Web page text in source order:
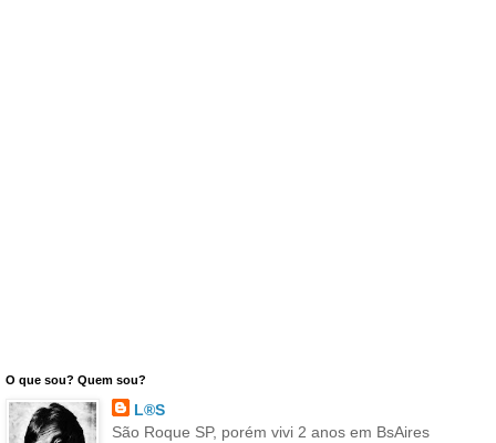
O que sou? Quem sou?
L®S
São Roque SP, porém vivi 2 anos em BsAires